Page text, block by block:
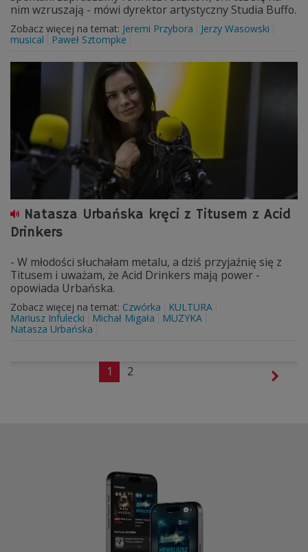
nim wzruszają - mówi dyrektor artystyczny Studia Buffo.
Zobacz więcej na temat: Jeremi Przybora
Jerzy Wasowski
musical
Paweł Sztompke
Natasza Urbańska kręci z Titusem z Acid
Drinkers
- W młodości słuchałam metalu, a dziś przyjaźnię się z
Titusem i uważam, że Acid Drinkers mają power -
opowiada Urbańska.
Zobacz więcej na temat: Czwórka
KULTURA
Mariusz Infulecki
Michał Migała
MUZYKA
Natasza Urbańska
1 2